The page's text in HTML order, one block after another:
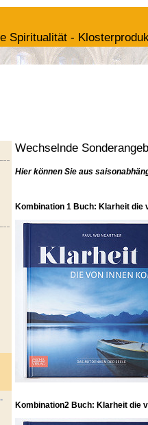
Spiritualität -
Wechselnde
Hier können Sie aus
Kombination 1 Buch: Klarheit die
Kombination2 Buch: Klarheit die